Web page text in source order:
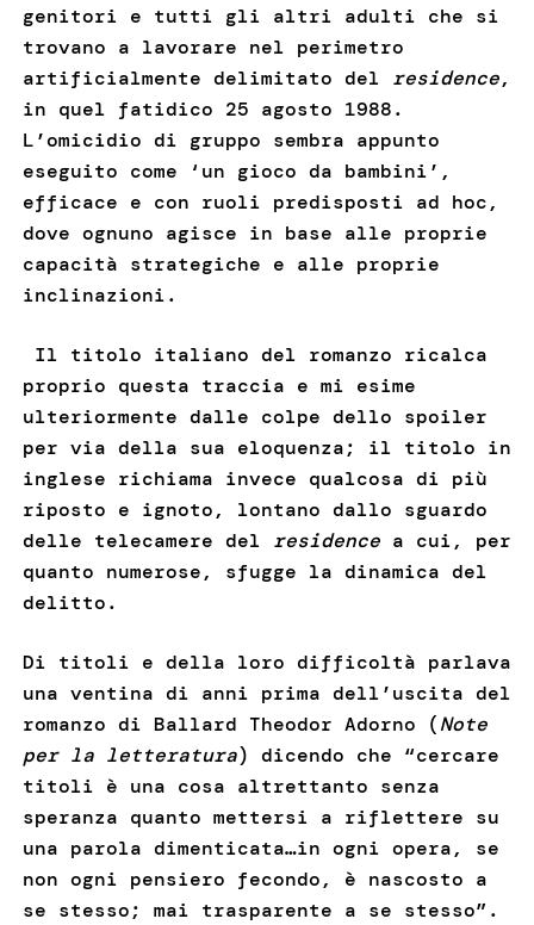
genitori e tutti gli altri adulti che si
trovano a lavorare nel perimetro
artificialmente delimitato del residence,
in quel fatidico 25 agosto 1988.
L’omicidio di gruppo sembra appunto
eseguito come ‘un gioco da bambini’,
efficace e con ruoli predisposti ad hoc,
dove ognuno agisce in base alle proprie
capacità strategiche e alle proprie
inclinazioni.
Il titolo italiano del romanzo ricalca
proprio questa traccia e mi esime
ulteriormente dalle colpe dello spoiler
per via della sua eloquenza; il titolo in
inglese richiama invece qualcosa di più
riposto e ignoto, lontano dallo sguardo
delle telecamere del residencea cui, per
quanto numerose, sfugge la dinamica del
delitto.
Di titoli e della loro difficoltà parlava
una ventina di anni prima dell’uscita del
romanzo di Ballard Theodor Adorno (Note
per la letteratura) dicendo che “cercare
titoli è una cosa altrettanto senza
speranza quanto mettersi a riflettere su
una parola dimenticata…in ogni opera, se
non ogni pensiero fecondo, è nascosto a
se stesso; mai trasparente a se stesso”.